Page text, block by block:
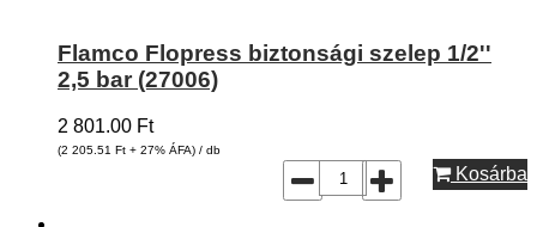
Flamco Flopress biztonsági szelep 1/2''
2,5 bar (27006)
2 801.00 Ft
(2 205.51 Ft + 27% ÁFA) / db
Kosárba